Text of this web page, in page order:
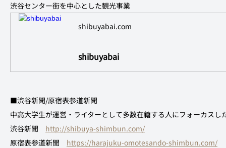
渋谷センター街を中心とした観光事業
shibuyabai.com
shibuyabai
■渋谷新聞/原宿表参道新聞
中高大学生が運営・ライターとして多数在籍する人にフォーカスし
渋谷新聞 http://shibuya-shimbun.com/
原宿表参道新聞 https://harajuku-omotesando-shimbun.com/